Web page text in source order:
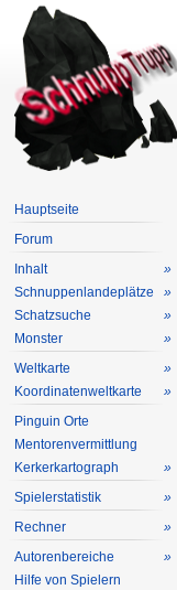
Hauptseite
Forum
Inhalt
»
Schnuppenlandeplätze
»
Schatzsuche
»
Monster
»
Weltkarte
»
Koordinatenweltkarte
»
Pinguin Orte
Mentorenvermittlung
Kerkerkartograph
»
Spielerstatistik
»
Rechner
»
Autorenbereiche
»
Hilfe von Spielern